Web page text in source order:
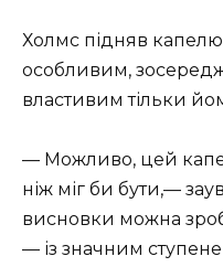
Холмс підняв
особливим,
властивим тільки
— Можливо, цей
ніж міг би бути,—
висновки можна
— із значним